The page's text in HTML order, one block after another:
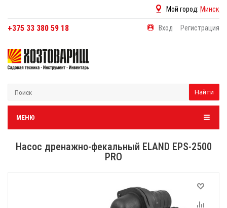
Мой город: Минск
+375 33 380 59 18 Вход Регистрация
Найти
МЕНЮ
Насос дренажно-фекальный ELAND EPS-2500
PRO